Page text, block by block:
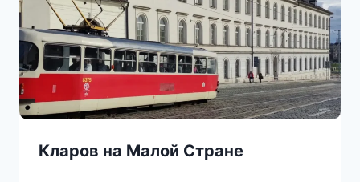
Кларов на Малой Стране